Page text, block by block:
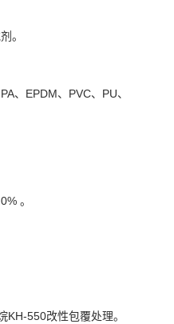
。
、EPDM、PVC、PU、
。
KH-550改性包覆处理。